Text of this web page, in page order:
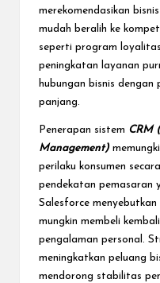
merekomendasikan
mudah beralih ke
seperti program
peningkatan layanan
hubungan bisnis
panjang.
Penerapan sistem CRM
Management)
perilaku konsumen
pendekatan pemasaran
Salesforce menyebutkan
mungkin membeli
pengalaman personal.
meningkatkan peluang
mendorong stabilitas